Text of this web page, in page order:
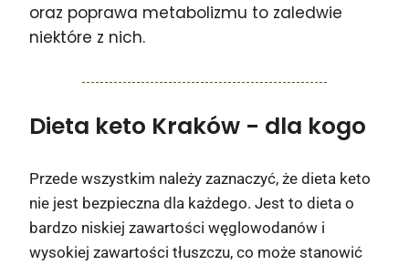
oraz poprawa metabolizmu to zaledwie
niektóre z nich.
Dieta keto Kraków - dla kogo
Przede wszystkim należy zaznaczyć, że dieta keto
nie jest bezpieczna dla każdego. Jest to dieta o
bardzo niskiej zawartości węglowodanów i
wysokiej zawartości tłuszczu, co może stanowić